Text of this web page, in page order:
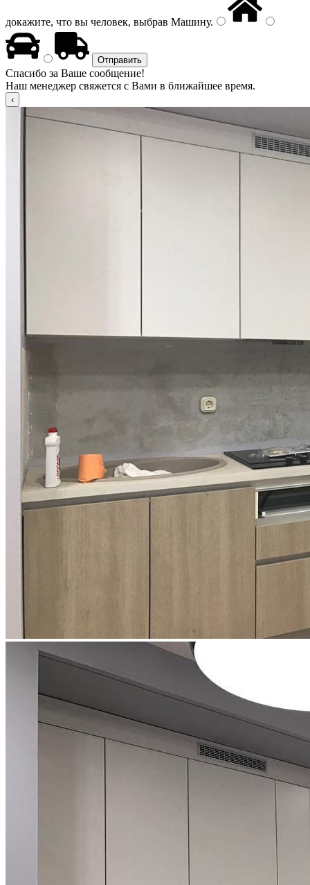
докажите, что вы человек, выбрав Машину.
Спасибо за Ваше сообщение!
Наш менеджер свяжется с Вами в ближайшее время.